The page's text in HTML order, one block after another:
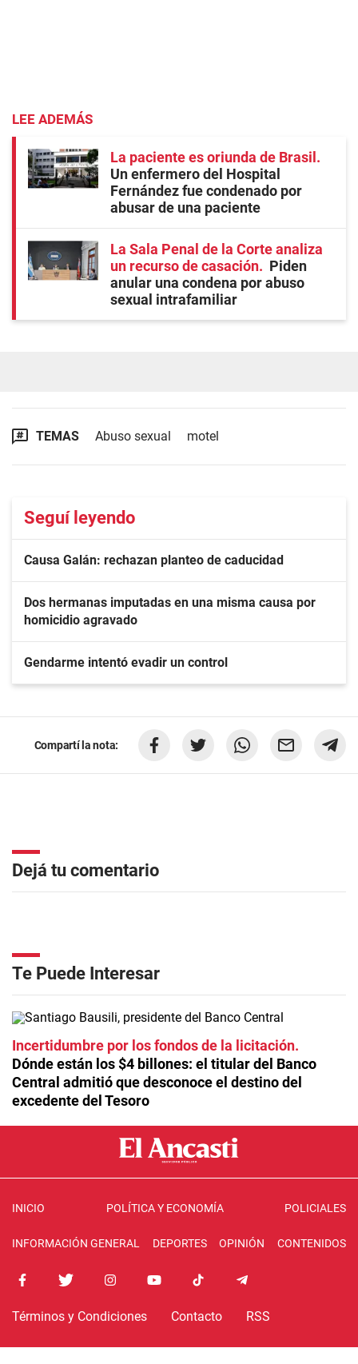
LEE ADEMÁS
La paciente es oriunda de Brasil
Un enfermero del Hospital
Fernández fue condenado por
abusar de una paciente
La Sala Penal de la Corte analiza
un recurso de casación
Piden
anular una condena por abuso
sexual intrafamiliar
TEMAS Abuso sexual motel
Seguí leyendo
Causa Galán: rechazan planteo de caducidad
Dos hermanas imputadas en una misma causa por
homicidio agravado
Gendarme intentó evadir un control
Compartí la nota:
Dejá tu comentario
Te Puede Interesar
Incertidumbre por los fondos de la licitación
Dónde están los $4 billones: el titular del Banco
Central admitió que desconoce el destino del
excedente del Tesoro
INICIO POLÍTICA Y ECONOMÍA POLICIALES
INFORMACIÓN GENERAL DEPORTES OPINIÓN CONTENIDOS
Términos y Condiciones Contacto RSS